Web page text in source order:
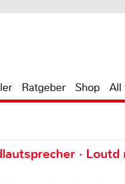
Ratgeber Shop All
· Loutd